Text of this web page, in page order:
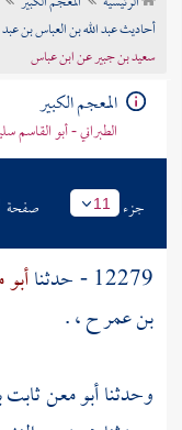
أحاديث عبد الله بن العباس بن
سعيد بن جبير عن ابن عباس
المعجم الكبير
الطبراني - أبو القاسم
جزء 11 صفحة
12279 - حدثنا
بن عمرح ، .
وحدثناأبو معن